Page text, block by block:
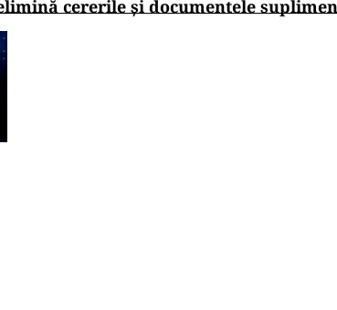
cererile și documentele